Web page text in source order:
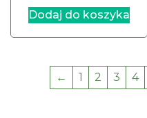
Dodaj do koszyka
← 1 2 3 4